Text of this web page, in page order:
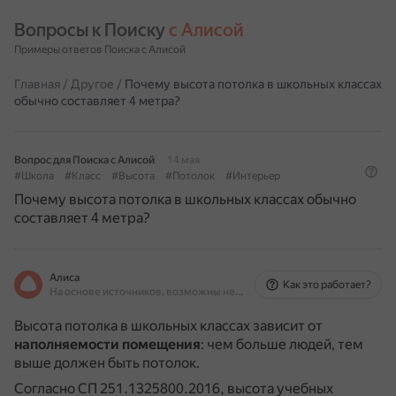
Вопросы к Поиску с Алисой
Примеры ответов Поиска с Алисой
Главная / Другое / Почему высота потолка в школьных классах
обычно составляет 4 метра?
Вопрос для Поиска с Алисой
14 мая
#Школа
#Класс #Высота #Потолок #Интерьер
Почему высота потолка в школьных классах обычно
составляет 4 метра?
Алиса
На основе источников, возможны неточности
Как это работает?
Высота потолка в школьных классах зависит от
наполняемости помещения: чем больше людей, тем
выше должен быть потолок.
Согласно СП 251.1325800.2016, высота учебных